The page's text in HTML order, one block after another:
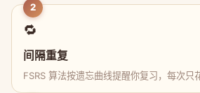
2
🔁
间隔重复
FSRS 算法按遗忘曲线提醒你复习，每次只